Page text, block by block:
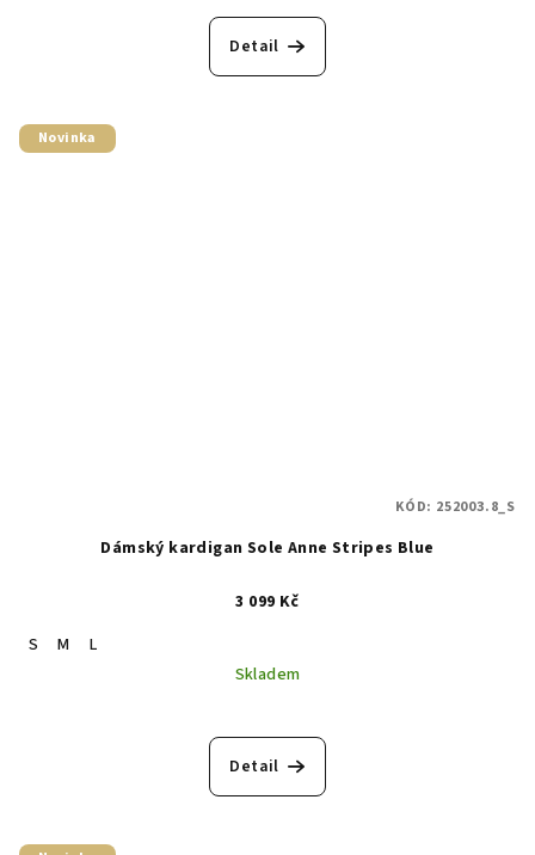
Detail
Novinka
Dámský kardigan Sole Anne Stripes Blue
3 099 Kč
S
M
L
Skladem
hodnocení
produktu
Detail
KÓD: 252003.8_S